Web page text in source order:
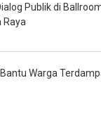
Publik di
Raya
Warga